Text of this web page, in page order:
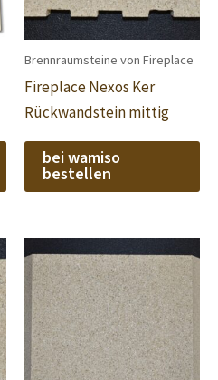
Brennraumsteine von Fireplace
Fireplace Nexos Ker
Rückwandstein mittig
bei wamiso
bestellen